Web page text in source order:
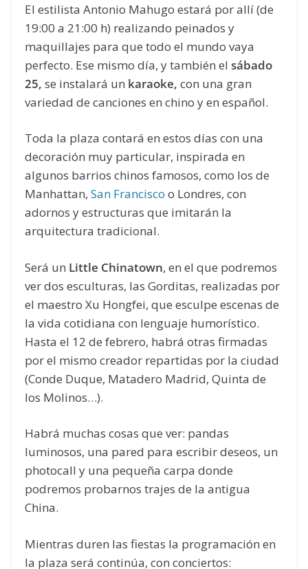
El estilista Antonio Mahugo estará por allí (de
19:00 a 21:00 h) realizando peinados y
maquillajes para que todo el mundo vaya
perfecto. Ese mismo día, y también el sábado
25, se instalará un karaoke, con una gran
variedad de canciones en chino y en español.
Toda la plaza contará en estos días con una
decoración muy particular, inspirada en
algunos barrios chinos famosos, como los de
Manhattan, San Francisco o Londres, con
adornos y estructuras que imitarán la
arquitectura tradicional.
Será un Little Chinatown, en el que podremos
ver dos esculturas, las Gorditas, realizadas por
el maestro Xu Hongfei, que esculpe escenas de
la vida cotidiana con lenguaje humorístico.
Hasta el 12 de febrero, habrá otras firmadas
por el mismo creador repartidas por la ciudad
(Conde Duque, Matadero Madrid, Quinta de
los Molinos…).
Habrá muchas cosas que ver: pandas
luminosos, una pared para escribir deseos, un
photocall y una pequeña carpa donde
podremos probarnos trajes de la antigua
China.
Mientras duren las fiestas la programación en
la plaza será continúa, con conciertos: